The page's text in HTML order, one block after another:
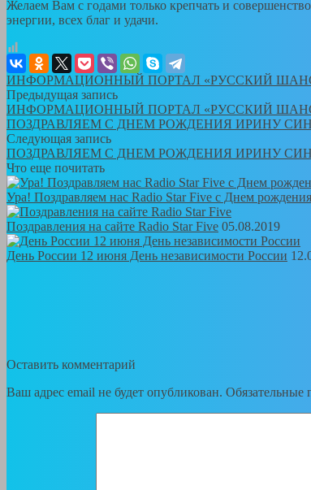
Желаем Вам с годами только крепчать и
энергии, всех благ и удачи.
ИНФОРМАЦИОННЫЙ ПОРТАЛ «РУССКИЙ
Предыдущая запись
ИНФОРМАЦИОННЫЙ ПОРТАЛ «РУССКИЙ
ПОЗДРАВЛЯЕМ С ДНЕМ РОЖДЕНИЯ ИРИНУ
Следующая запись
ПОЗДРАВЛЯЕМ С ДНЕМ РОЖДЕНИЯ ИРИНУ
Что еще почитать
Ура! Поздравляем нас Radio Star Five с Днем
Поздравления на сайте Radio Star Five 05.08.2019
День России 12 июня День независимости России
Оставить комментарий
Ваш адрес email не будет опубликован. Обязательные